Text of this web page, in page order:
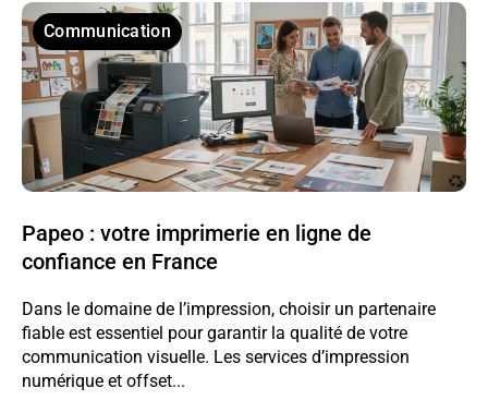
Communication
Papeo : votre imprimerie en ligne de
confiance en France
Dans le domaine de l’impression, choisir un partenaire
fiable est essentiel pour garantir la qualité de votre
communication visuelle. Les services d’impression
numérique et offset...